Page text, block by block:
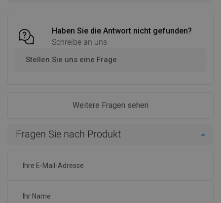
Haben Sie die Antwort nicht gefunden?
Schreibe an uns
Stellen Sie uns eine Frage
Weitere Fragen sehen
Fragen Sie nach Produkt